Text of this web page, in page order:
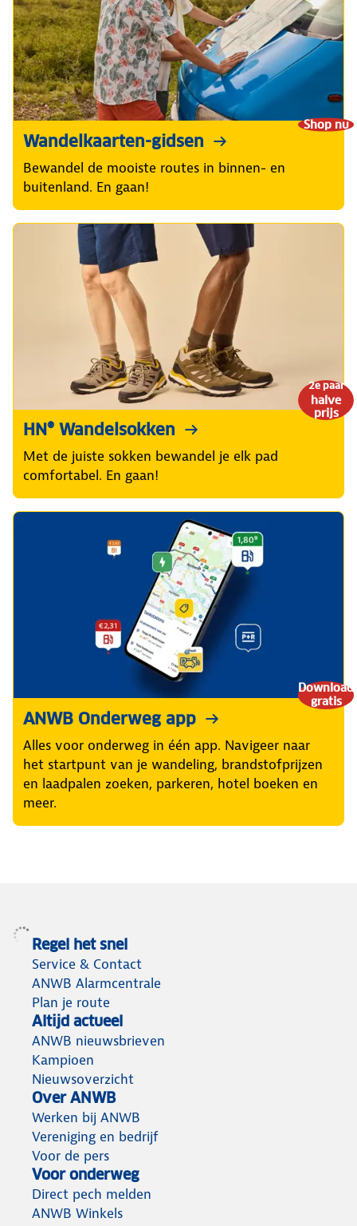
Shop nu
Wandelkaarten-gidsen
Bewandel de mooiste routes in binnen- en
buitenland. En gaan!
2e paar
halve
prijs
HN® Wandelsokken
Met de juiste sokken bewandel je elk pad
comfortabel. En gaan!
Download
gratis
ANWB Onderweg app
Alles voor onderweg in één app. Navigeer naar
het startpunt van je wandeling, brandstofprijzen
en laadpalen zoeken, parkeren, hotel boeken en
meer.
Regel het snel
Service & Contact
ANWB Alarmcentrale
Plan je route
Altijd actueel
ANWB nieuwsbrieven
Kampioen
Nieuwsoverzicht
Over ANWB
Werken bij ANWB
Vereniging en bedrijf
Voor de pers
Voor onderweg
Direct pech melden
ANWB Winkels